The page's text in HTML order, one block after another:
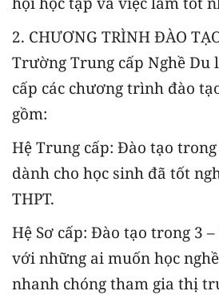
2. CHƯƠNG TRÌNH ĐÀO
Trường Trung cấp Nghề Du
cấp các chương trình đào
gồm:
Hệ Trung cấp: Đào tạo
dành cho học sinh đã tốt
THPT.
Hệ Sơ cấp: Đào tạo trong 3
với những ai muốn học
nhanh chóng tham gia thị